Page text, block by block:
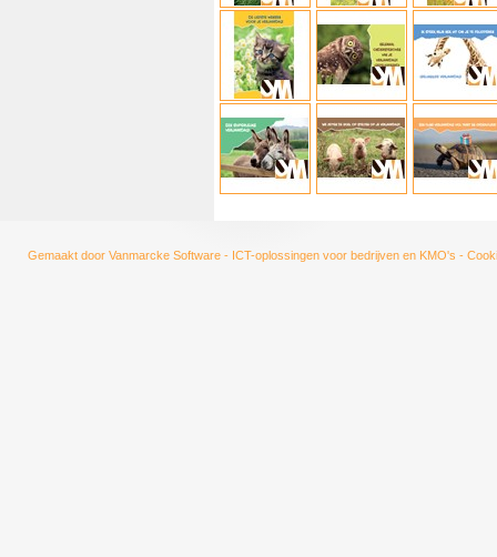
Gemaakt door Vanmarcke Software - ICT-oplossingen voor bedrijven en KMO's -